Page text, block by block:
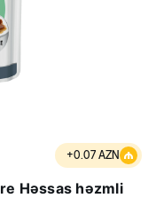
+0.07 AZN
Həssas həzmli